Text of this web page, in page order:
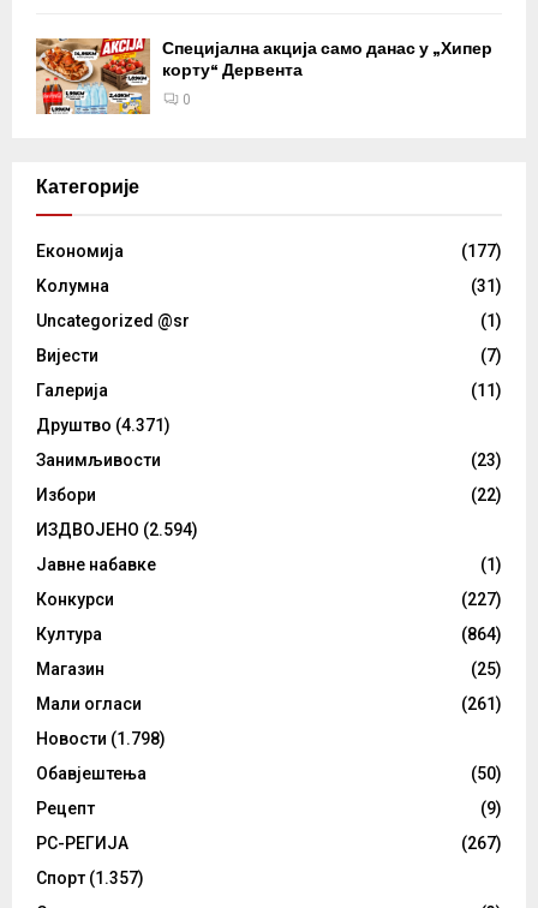
Специјална акција само данас у „Хипер
корту“ Дервента
0
Категорије
Eкономија
(177)
Kолумнa
(31)
Uncategorized @sr
(1)
Вијести
(7)
Галерија
(11)
Друштво (4.371)
Занимљивости
(23)
Избори
(22)
ИЗДВОЈЕНО (2.594)
Јавне набавке
(1)
Конкурси
(227)
Култура
(864)
Магазин
(25)
Мали огласи
(261)
Новости (1.798)
Обавјештења
(50)
Рецепт
(9)
РС-РЕГИЈА
(267)
Спорт (1.357)